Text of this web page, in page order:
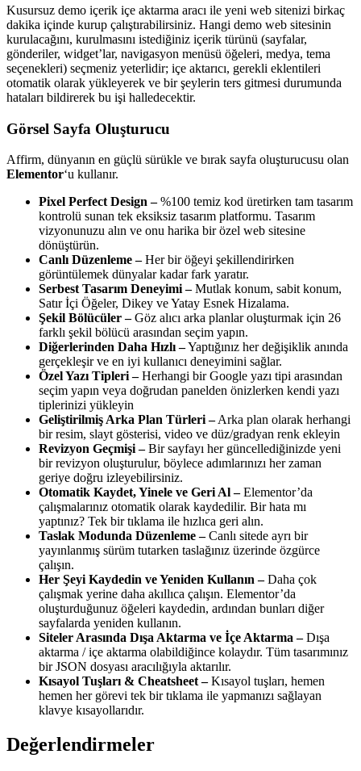
Kusursuz demo içerik içe aktarma aracı ile yeni web sitenizi birkaç
dakika içinde kurup çalıştırabilirsiniz. Hangi demo web sitesinin
kurulacağını, kurulmasını istediğiniz içerik türünü (sayfalar,
gönderiler, widget’lar, navigasyon menüsü öğeleri, medya, tema
seçenekleri) seçmeniz yeterlidir; içe aktarıcı, gerekli eklentileri
otomatik olarak yükleyerek ve bir şeylerin ters gitmesi durumunda
hataları bildirerek bu işi halledecektir.
Görsel Sayfa Oluşturucu
Affirm, dünyanın en güçlü sürükle ve bırak sayfa oluşturucusu olan
Elementor‘u kullanır.
Pixel Perfect Design –%100 temiz kod üretirken tam tasarım
kontrolü sunan tek eksiksiz tasarım platformu. Tasarım
vizyonunuzu alın ve onu harika bir özel web sitesine
dönüştürün.
Canlı Düzenleme –Her bir öğeyi şekillendirirken
görüntülemek dünyalar kadar fark yaratır.
Serbest Tasarım Deneyimi –Mutlak konum, sabit konum,
Satır İçi Öğeler, Dikey ve Yatay Esnek Hizalama.
Şekil Bölücüler –Göz alıcı arka planlar oluşturmak için 26
farklı şekil bölücü arasından seçim yapın.
Diğerlerinden Daha Hızlı –Yaptığınız her değişiklik anında
gerçekleşir ve en iyi kullanıcı deneyimini sağlar.
Özel Yazı Tipleri –Herhangi bir Google yazı tipi arasından
seçim yapın veya doğrudan panelden önizlerken kendi yazı
tiplerinizi yükleyin
Geliştirilmiş Arka Plan Türleri –Arka plan olarak herhangi
bir resim, slayt gösterisi, video ve düz/gradyan renk ekleyin
Revizyon Geçmişi –Bir sayfayı her güncellediğinizde yeni
bir revizyon oluşturulur, böylece adımlarınızı her zaman
geriye doğru izleyebilirsiniz.
Otomatik Kaydet, Yinele ve Geri Al –Elementor’da
çalışmalarınız otomatik olarak kaydedilir. Bir hata mı
yaptınız? Tek bir tıklama ile hızlıca geri alın.
Taslak Modunda Düzenleme –Canlı sitede ayrı bir
yayınlanmış sürüm tutarken taslağınız üzerinde özgürce
çalışın.
Her Şeyi Kaydedin ve Yeniden Kullanın –Daha çok
çalışmak yerine daha akıllıca çalışın. Elementor’da
oluşturduğunuz öğeleri kaydedin, ardından bunları diğer
sayfalarda yeniden kullanın.
Siteler Arasında Dışa Aktarma ve İçe Aktarma –Dışa
aktarma / içe aktarma olabildiğince kolaydır. Tüm tasarımınız
bir JSON dosyası aracılığıyla aktarılır.
Kısayol Tuşları & Cheatsheet –Kısayol tuşları, hemen
hemen her görevi tek bir tıklama ile yapmanızı sağlayan
klavye kısayollarıdır.
Değerlendirmeler